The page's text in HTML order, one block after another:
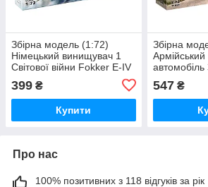
Збірна модель (1:72)
Німецький винищувач 1
Світової війни Fokker E-IV
399 ₴
Купити
Збірна
автомобіль
547₴
Про нас
100% позитивних з 118 відгуків за рік